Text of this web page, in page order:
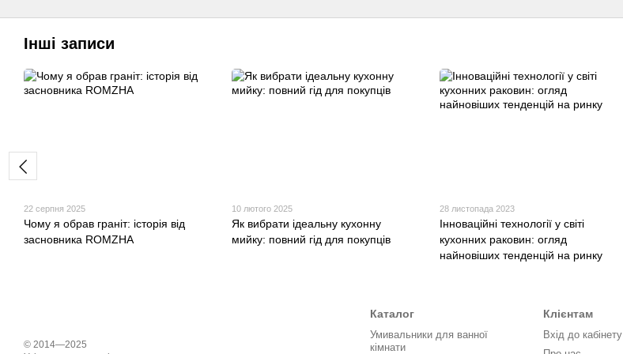
Інші записи
22 серпня 2025
Чому я обрав граніт: історія від
засновника ROMZHA
10 лютого 2025
Як вибрати ідеальну кухонну
мийку: повний гід для покупців
28 листопада 2023
Інноваційні технології у світі
кухонних раковин: огляд
найновіших тенденцій на ринку
© 2014—2025
Каталог
Умивальники для ванної
кімнати
Клієнтам
Вхід до кабінету